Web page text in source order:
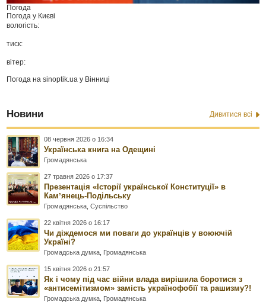
Погода
Погода у Києві
вологість:
тиск:
вітер:
Погода наsinoptik.ua у Вінниці
Новини Дивитися всі
08 червня 2026 о 16:34
Українська книга на Одещині
Громадянська
27 травня 2026 о 17:37
Презентація «Історії української Конституції» в
Камʼянець-Подільську
Громадянська ,Суспільство
22 квітня 2026 о 16:17
Чи діждемося ми поваги до українців у воюючій
Україні?
Громадська думка Громадянська
15 квітня 2026 о 21:57
Як і чому під час війни влада вирішила боротися з
«антисемітизмом» замість українофобії та рашизму?!
Громадська думка Громадянська